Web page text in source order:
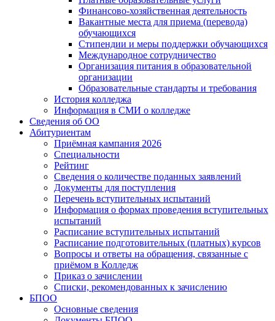
Финансово-хозяйственная деятельность
Вакантные места для приема (перевода)
обучающихся
Стипендии и меры поддержки обучающихся
Международное сотрудничество
Организация питания в образовательной
организации
Образовательные стандарты и требования
История колледжа
Информация в СМИ о колледже
Сведения об ОО
Абитуриентам
Приёмная кампания 2026
Специальности
Рейтинг
Сведения о количестве поданных заявлений
Документы для поступления
Перечень вступительных испытаний
Информация о формах проведения вступительных
испытаний
Расписание вступительных испытаний
Расписание подготовительных (платных) курсов
Вопросы и ответы на обращения, связанные с
приёмом в Колледж
Приказ о зачислении
Списки, рекомендованных к зачислению
БПОО
Основные сведения